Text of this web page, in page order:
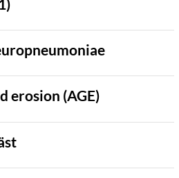
erosion (AGE)